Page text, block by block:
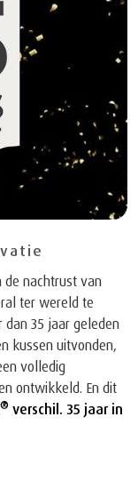
nachtrust van
ter wereld te
35 jaar geleden
kussen uitvonden,
volledig
ontwikkeld. En dit
® verschil. 35 jaar in